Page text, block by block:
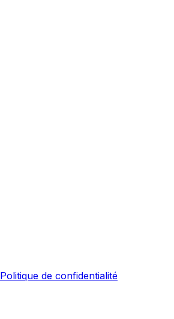
Politique de confidentialité